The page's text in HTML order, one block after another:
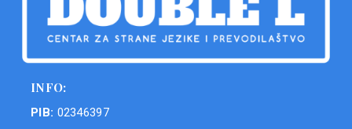
INFO:
PIB: 02346397